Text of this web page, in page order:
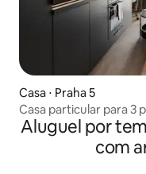
Casa ⋅ Praha 5
Casa particular para 3
varanda privativa! Novo
Aluguel por
com